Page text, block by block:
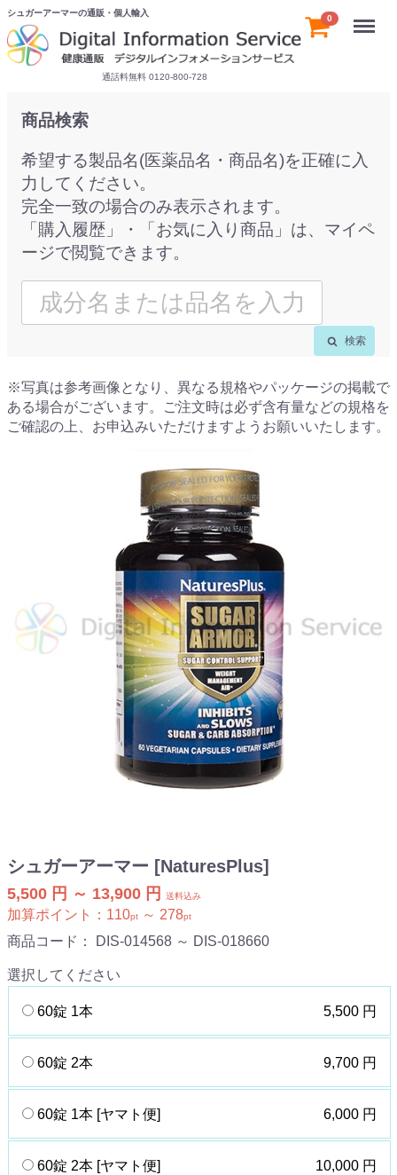
シュガーアーマーの通販・個人輸入
通話料無料 0120-800-728
0 Menu
商品検索
希望する製品名(医薬品名・商品名)を正確に入
力してください。
完全一致の場合のみ表示されます。
「購入履歴」・「お気に入り商品」は、マイペ
ージで閲覧できます。
検索
※写真は参考画像となり、異なる規格やパッケージの掲載で
ある場合がございます。ご注文時は必ず含有量などの規格を
ご確認の上、お申込みいただけますようお願いいたします。
シュガーアーマー [NaturesPlus]
5,500 円 ～ 13,900 円 送料込み
加算ポイント： 110pt ～ 278pt
商品コード： DIS-014568 ～ DIS-018660
選択してください
60錠 1本 5,500 円
60錠 2本 9,700 円
60錠 1本 [ヤマト便] 6,000 円
60錠 2本 [ヤマト便] 10,000 円